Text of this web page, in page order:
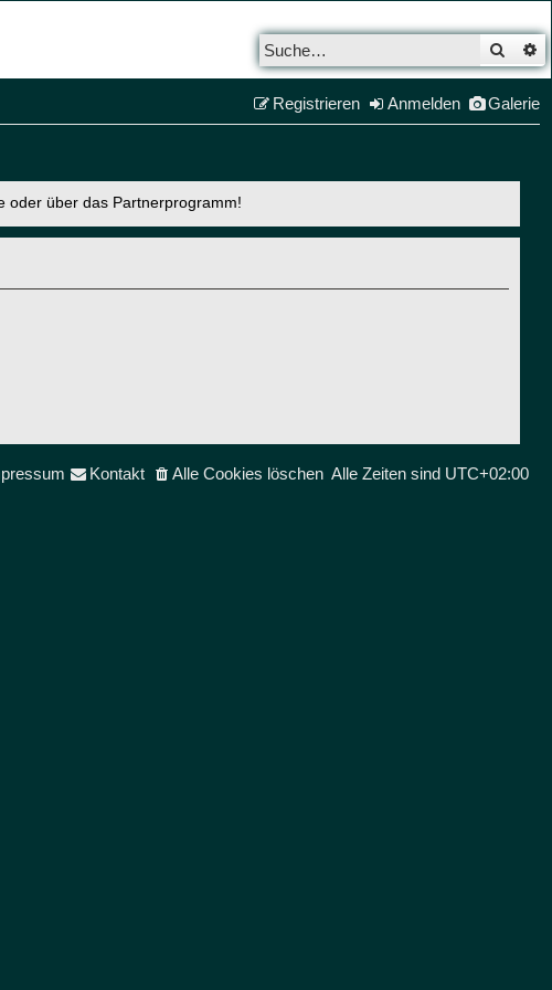
Galerie
Anmelden
Registrieren
oder über das Partnerprogramm!
Alle Zeiten sind UTC+02:00
Alle Cookies löschen
Kontakt